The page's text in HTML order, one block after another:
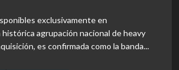
exclusivamente en
agrupación nacional de heavy
es confirmada como la banda...